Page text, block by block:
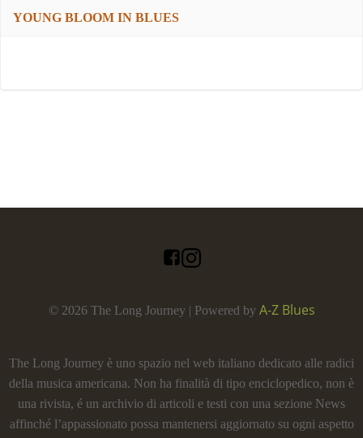
YOUNG BLOOM IN BLUES
© 2026 The Long Journey | Powered by A-Z Blues
The Long Journey è uno spazio nel web italiano dedicato alle radici
della musica americana. Non ha finalità di tipo enciclopedico, non è
una rivista, é un archivio di articoli e testi con una sezione News
affinché l’appassionato possa mantenersi aggiornato su ogni aspetto